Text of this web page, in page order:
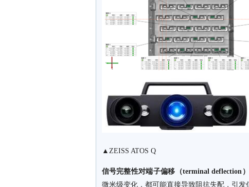
▲ ZEISS ATOS Q
信号完整性对端子偏移（terminal deflection
微米级变化，都可能直接导致阻抗失配，引